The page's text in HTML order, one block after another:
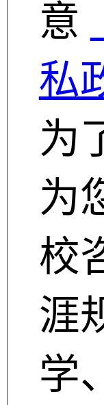
意
私
为
为
校
涯
学